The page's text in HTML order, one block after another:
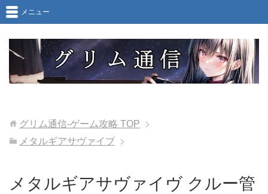
メニュー
グリム通信-ゲーム攻略 TOP
メタルギアサヴァイブ
メタルギアサヴァイヴ クルー管